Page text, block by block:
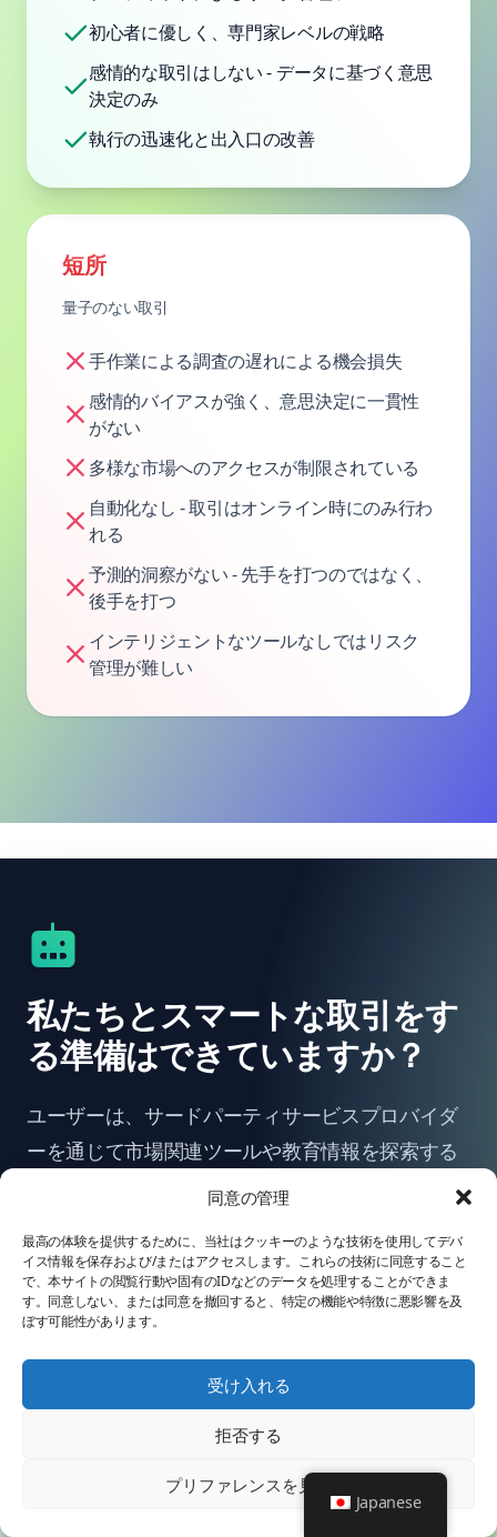
同意の管理
最高の体験を提供するために、当社はクッキーのような技術を使用してデバ
イス情報を保存および/またはアクセスします。これらの技術に同意すること
で、本サイトの閲覧行動や固有のIDなどのデータを処理することができま
す。同意しない、または同意を撤回すると、特定の機能や特徴に悪影響を及
ぼす可能性があります。
受け入れる
拒否する
プリファレンスを見る
初心者に優しく、専門家レベルの戦略
感情的な取引はしない - データに基づく意思
決定のみ
執行の迅速化と出入口の改善
短所
量子のない取引
手作業による調査の遅れによる機会損失
感情的バイアスが強く、意思決定に一貫性
がない
多様な市場へのアクセスが制限されている
自動化なし - 取引はオンライン時にのみ行わ
れる
予測的洞察がない - 先手を打つのではなく、
後手を打つ
インテリジェントなツールなしではリスク
管理が難しい
私たちとスマートな取引をす
る準備はできていますか？
ユーザーは、サードパーティサービスプロバイダ
ーを通じて市場関連ツールや教育情報を探索する
スタート
Japanese